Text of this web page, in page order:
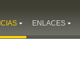
ENLACES